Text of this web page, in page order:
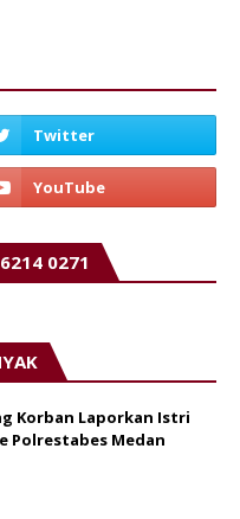
0271
Korban Laporkan Istri
Polrestabes Medan